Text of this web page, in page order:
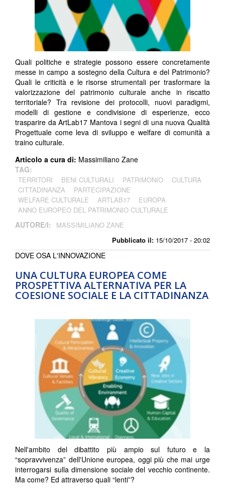
Pubblicato il: 15/10/2017 - 20:02
Quali politiche e strategie possono essere concretamente
messe in campo a sostegno della Cultura e del Patrimonio?
Quali le criticità e le risorse strumentali per trasformare la
valorizzazione del patrimonio culturale anche in riscatto
territoriale? Tra revisione dei protocolli, nuovi paradigmi,
modelli di gestione e condivisione di esperienze, ecco
trasparire da ArtLab17 Mantova i segni di una nuova Qualità
Progettuale come leva di sviluppo e welfare di comunità a
traino culturale.
Articolo a cura di: Massimiliano Zane
TAG:
TERRITORI BENI CULTURALI PATRIMONIO
CULTURA
CITTADINANZA
PARTECIPAZIONE
WELFARE CULTURALE
ARTLAB17
EUROPA
ANNO EUROPEO DEL PATRIMONIO CULTURALE
AUTORE/I: MASSIMILIANO ZANE
UNA CULTURA EUROPEA COME
PROSPETTIVA ALTERNATIVA PER LA
COESIONE SOCIALE E LA CITTADINANZA
DOVE OSA L'INNOVAZIONE
Nell'ambito del dibattito più ampio sul futuro e la
“sopravvivenza” dell'Unione europea, oggi più che mai urge
interrogarsi sulla dimensione sociale del vecchio continente.
Ma come? Ed attraverso quali “lenti”?